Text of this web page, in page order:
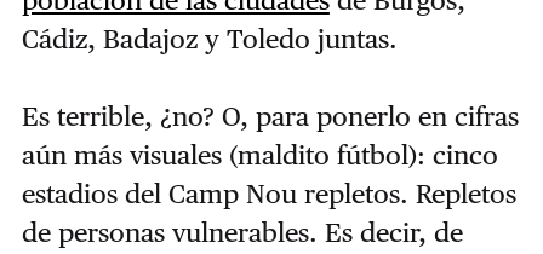
Cádiz, Badajoz y Toledo juntas.
Es terrible, ¿no? O, para ponerlo en cifras
aún más visuales (maldito fútbol): cinco
estadios del Camp Nou repletos. Repletos
de personas vulnerables. Es decir, de